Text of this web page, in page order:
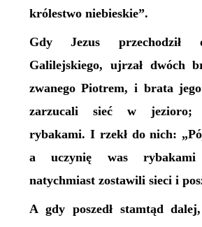
królestwo niebieskie”.
Gdy Jezus przechodził
Galilejskiego, ujrzał dwóch
zwanego Piotrem, i brata
zarzucali sieć w jezioro;
rybakami. I rzekł do nich:
a uczynię was
natychmiast zostawili sieci i
A gdy poszedł stamtąd